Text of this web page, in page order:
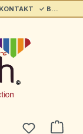
✓ SCHNELLER VERSAND ✓ TELEFONISCHER KONTAKT ✓ BELIEBT & ETABLIERT ✓ SERVICE/HILFE